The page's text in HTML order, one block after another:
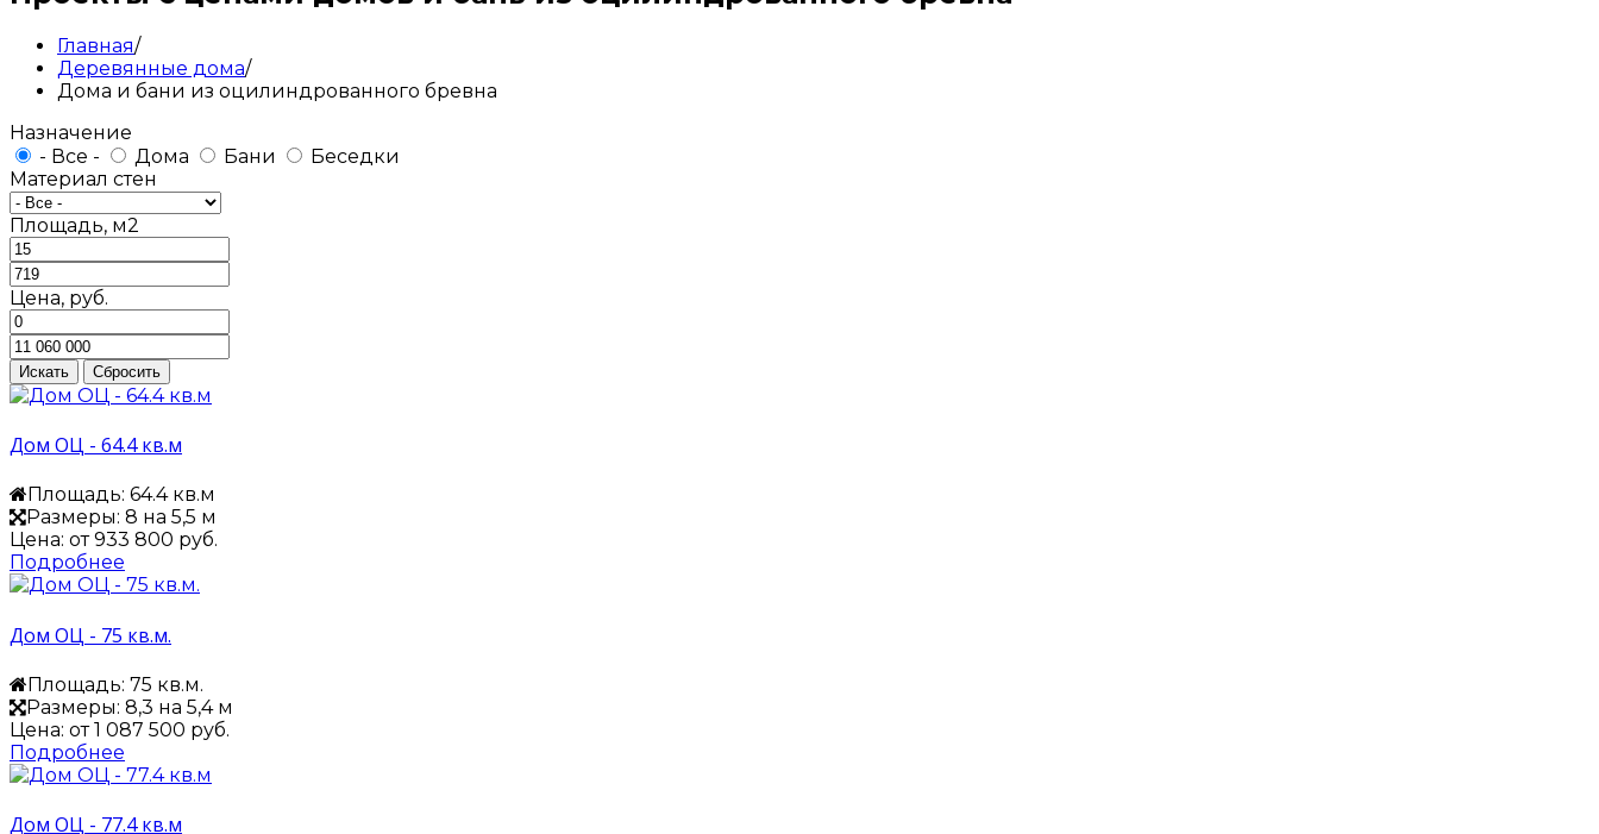
Главная/
Деревянные дома/
Дома и бани из оцилиндрованного бревна
Назначение
- Все -
Дома Бани
Беседки
Материал стен
Площадь, м2
Цена, руб.
Дом ОЦ - 64.4 кв.м
Площадь: 64.4 кв.м
Размеры: 8 на 5,5 м
Цена: от933 800 руб.
Подробнее
Дом ОЦ - 75 кв.м.
Площадь: 75 кв.м.
Размеры: 8,3 на 5,4 м
Цена: от1 087 500 руб.
Подробнее
Дом ОЦ - 77.4 кв.м